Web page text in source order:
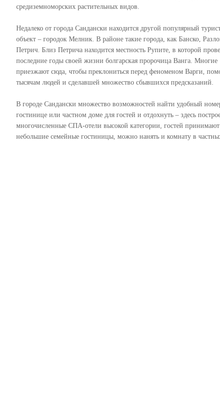
средиземноморских растительных видов.
Недалеко от города Сандански находится другой популярный
объект – городок Мелник. В районе такие города, как Банско,
Петрич. Близ Петрича находится местность Рупите, в которой
последние годы своей жизни болгарская пророчица Ванга. Многие
приезжают сюда, чтобы преклониться перед феноменом Варги,
тысячам людей и сделавшей множество сбывшихся предсказаний.
В городе Сандански множество возможностей найти удобный
гостинице или частном доме для гостей и отдохнуть – здесь
многочисленные СПА-отели высокой категории, гостей
небольшие семейные гостиницы, можно нанять и комнату в